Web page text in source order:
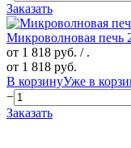
Заказать
Микроволновая печь
от 1 818 руб. / .
от 1 818 руб.
В корзинуУже в
−
Заказать